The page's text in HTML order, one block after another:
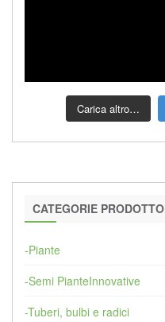
Carica altro…
CATEGORIE PRODOTTO
-Piante
-Semi PianteInnovative
-Tuberi, bulbi e radici